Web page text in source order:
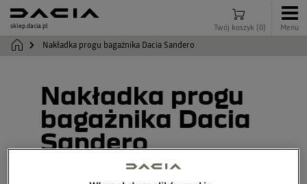
sklep.dacia.pl Twój koszyk (0) Menu
Nakładka progu bagażnika Dacia Sandero
Nakładka progu
bagażnika Dacia
Sandero